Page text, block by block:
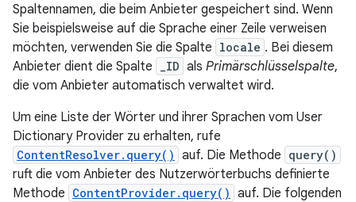
Spaltennamen, die beim Anbieter gespeichert sind. Wenn
Sie beispielsweise auf die Sprache einer Zeile verweisen
möchten, verwenden Sie die Spalte locale . Bei diesem
Anbieter dient die Spalte
_ID als Primärschlüsselspalte,
die vom Anbieter automatisch verwaltet wird.
Um eine Liste der Wörter und ihrer Sprachen vom User
Dictionary Provider zu erhalten, rufe
ContentResolver.query() auf. Die Methode query()
ruft die vom Anbieter des Nutzerwörterbuchs definierte
Methode ContentProvider.query() auf. Die folgenden